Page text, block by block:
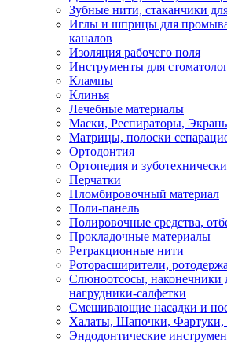
Зубные нити, стаканчики
Иглы и шприцы для
каналов
Изоляция рабочего поля
Инструменты для
Клампы
Клинья
Лечебные материалы
Маски, Респираторы,
Матрицы, полоски
Ортодонтия
Ортопедия и
Перчатки
Пломбировочный материал
Поли-панель
Полировочные средства,
Прокладочные материалы
Ретракционные нити
Роторасширители,
Слюноотсосы, наконечники
нагрудники-салфетки
Смешивающие насадки и
Халаты, Шапочки,
Эндодонтические